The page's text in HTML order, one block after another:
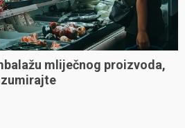
mliječnog proizvoda,